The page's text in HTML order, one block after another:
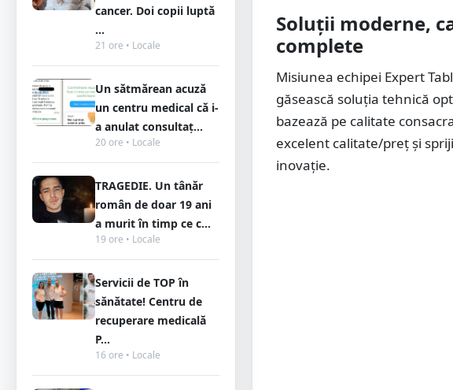
cancer. Doi copii luptă
...
21 ore • Locale
Un sătmărean acuză
un centru medical că i-
a anulat consultaț...
20 ore • Locale
TRAGEDIE. Un tânăr
român de doar 19 ani
a murit în timp ce c...
19 ore • Locale
Servicii de TOP în
sănătate! Centru de
recuperare medicală
P...
16 ore • Locale
Soluții moderne,
complete
Misiunea echipei Expert
găsească soluția tehnică
bazează pe calitate
excelent calitate/preț și
inovație.